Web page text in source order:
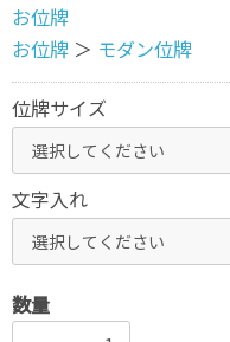
お位牌
お位牌 ＞ モダン位牌
位牌サイズ
文字入れ
数量